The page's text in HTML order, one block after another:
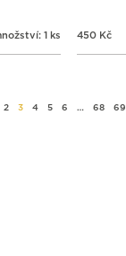
1 ks 450 Kč
2 3 4 5 6 … 68 69